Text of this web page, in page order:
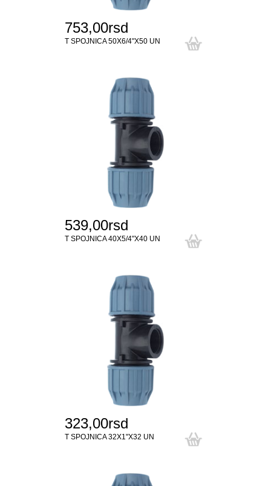
753,00rsd
T SPOJNICA 50X6/4"X50 UN
539,00rsd
T SPOJNICA 40X5/4"X40 UN
323,00rsd
T SPOJNICA 32X1"X32 UN